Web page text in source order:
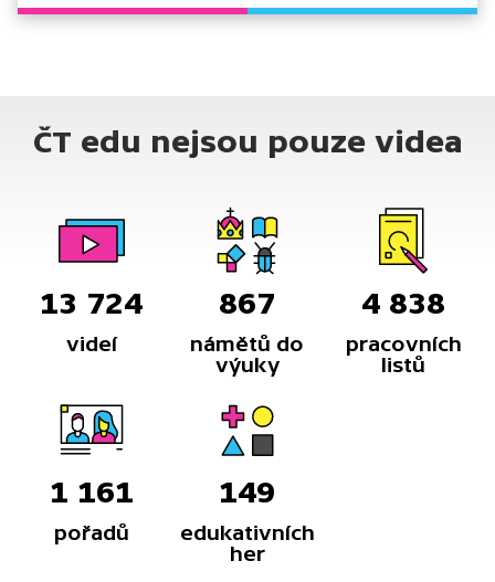
ČT edu nejsou pouze videa
13 724
videí
867
námětů do
výuky
4 838
pracovních
listů
1 161
pořadů
149
edukativních
her